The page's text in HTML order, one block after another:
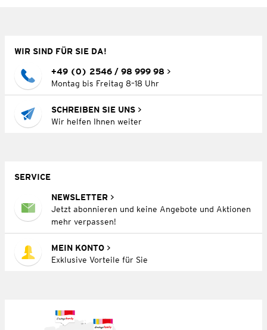
WIR SIND FÜR SIE DA!
+49 (0) 2546 / 98 999 98
Montag bis Freitag 8–18 Uhr
SCHREIBEN SIE UNS
Wir helfen Ihnen weiter
SERVICE
NEWSLETTER
Jetzt abonnieren und keine Angebote und Aktionen
mehr verpassen!
MEIN KONTO
Exklusive Vorteile für Sie